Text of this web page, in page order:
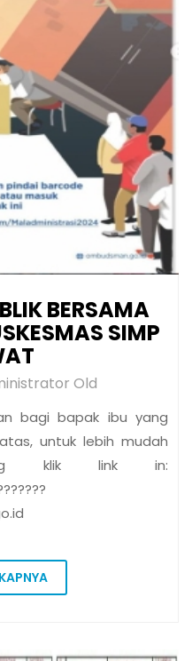
BERSAMA
SIMP
Old
bagi bapak ibu yang
untuk lebih mudah
klik link in: